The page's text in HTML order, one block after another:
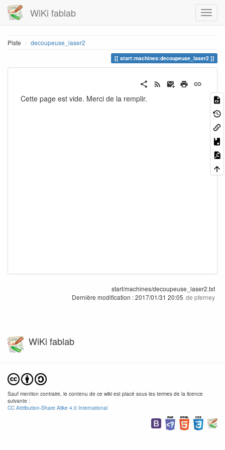
WiKi fablab
Piste decoupeuse_laser2
start:machines:decoupeuse_laser2
Cette page est vide. Merci de la remplir.
start/machines/decoupeuse_laser2.txt
Dernière modification :2017/01/31 20:05 de pferney
WiKi fablab
Sauf mention contraire, le contenu de ce wiki est placé sous les termes de la licence
suivante :
CC Attribution-Share Alike 4.0 International